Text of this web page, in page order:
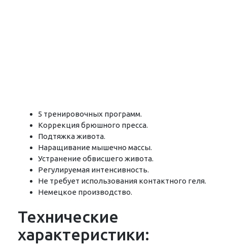
5 тренировочных программ.
Коррекция брюшного пресса.
Подтяжка живота.
Наращивание мышечно массы.
Устранение обвисшего живота.
Регулируемая интенсивность.
Не требует использования контактного геля.
Немецкое производство.
Технические
характеристики: